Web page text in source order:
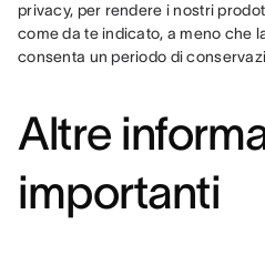
privacy, per rendere i nostri
come da te indicato, a meno che
consenta un periodo di
Altre
importanti